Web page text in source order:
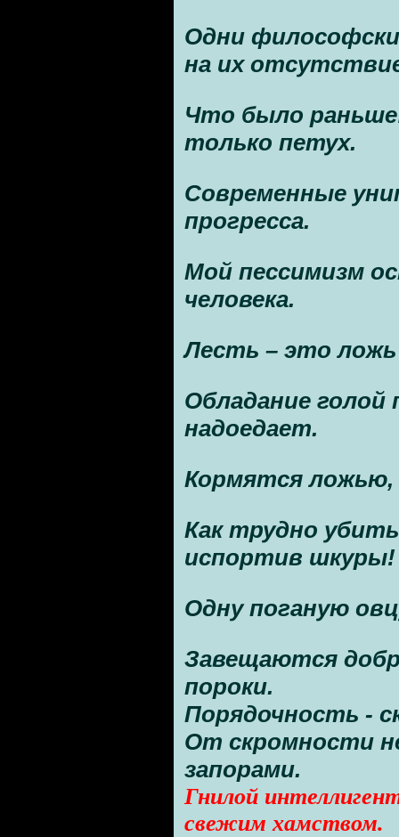
Одни
на их
Что было
только петух.
Современные
прогресса.
Мой пессимизм
человека.
Лесть – это ложь
Обладание голой
надоедает.
Кормятся
Как трудно убить
испортив шкуры!
Одну поганую
Завещаются
пороки.
Порядочность -
От скромности
запорами.
Гнилой
свежим хамством.